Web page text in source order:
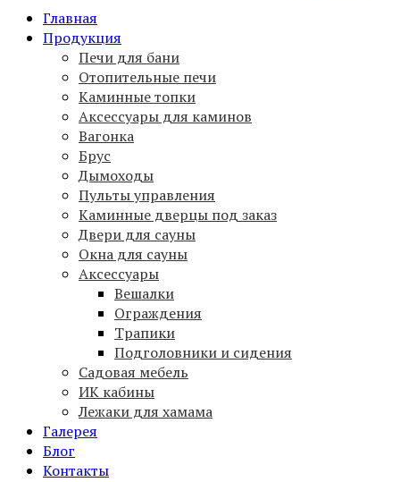
PAL
Печи для бани PAL, вагонка, брус, дымоходы,
аксессуары
Главная
Продукция
Печи для бани
Отопительные печи
Каминные топки
Аксессуары для каминов
Вагонка
Брус
Дымоходы
Пульты управления
Каминные дверцы под заказ
Двери для сауны
Окна для сауны
Аксессуары
Вешалки
Ограждения
Трапики
Подголовники и сидения
Садовая мебель
ИК кабины
Лежаки для хамама
Галерея
Блог
Контакты